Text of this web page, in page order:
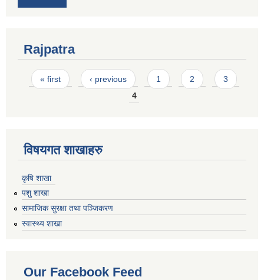
Rajpatra
Pages
« first ‹ previous 1 2
3
4
विषयगत शाखाहरु
कृषि शाखा
पशु शाखा
सामाजिक सुरक्षा तथा पञ्जिकरण
स्वास्थ्य शाखा
Our Facebook Feed